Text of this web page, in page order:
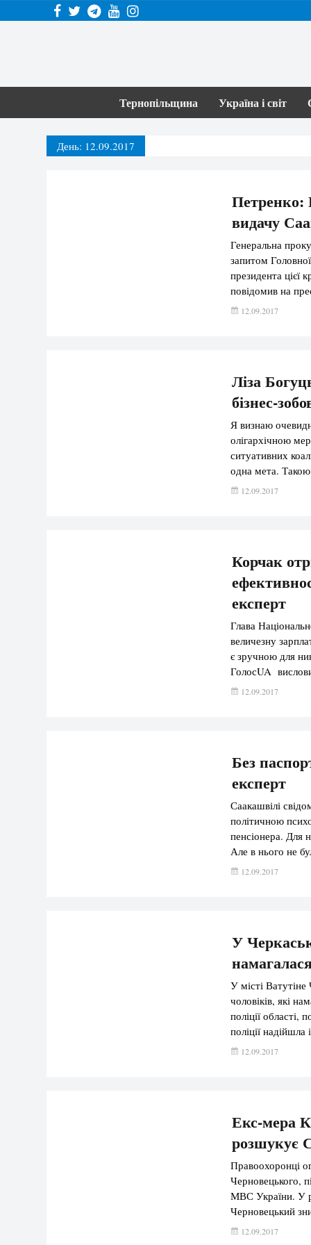
Тернопільщина Україна і світ
День: 12.09.2017
Петренко:
видачу
Генеральна
запитом
президента цієї
повідомив на
що у нас немає
12.09.2017
Ліза
бізнес-
Я визнаю
олігархічною
ситуативних
одна мета. Такою
входили США,
12.09.2017
Корчак
експерт
Глава
величезну
є зручною для
ГолосUA
залишатися на
12.09.2017
Без
експерт
Саакашвілі
політичною
пенсіонера. Для
Але в нього не
“24” висловив
12.09.2017
У
У місті
чоловіків, які
поліції області,
поліції
в балаклавах
12.09.2017
Екс-мера
розшукує
Правоохоронці
Черновецького,
МВС України. У
Черновецький
Суд в Україні в
12.09.2017